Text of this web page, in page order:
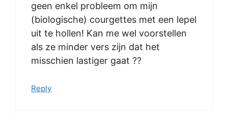
geen enkel probleem om mijn
(biologische) courgettes met een lepel
uit te hollen! Kan me wel voorstellen
als ze minder vers zijn dat het
misschien lastiger gaat ??
Reply